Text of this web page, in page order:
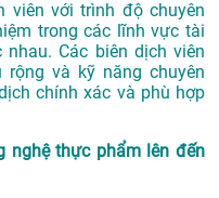
viên với trình độ chuyên
trong các lĩnh vực tài
nhau. Các biên dịch viên
và kỹ năng chuyên
chính xác và phù hợp
nghệ thực phẩm lên đến